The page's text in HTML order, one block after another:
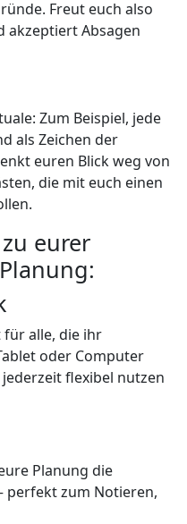
Freut euch also
akzeptiert Absagen
Zum Beispiel, jede
als Zeichen der
euren Blick weg von
die mit euch einen
eurer
für alle, die ihr
oder Computer
flexibel nutzen
Planung die
perfekt zum Notieren,